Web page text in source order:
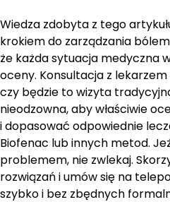
Wiedza zdobyta z tego
krokiem do zarządzania
że każda sytuacja medyczna
oceny. Konsultacja z
czy będzie to wizyta
nieodzowna, aby właściwie
i dopasować odpowiednie
Biofenac lub innych metod.
problemem, nie zwlekaj.
rozwiązań i umów się na
szybko i bez zbędnych